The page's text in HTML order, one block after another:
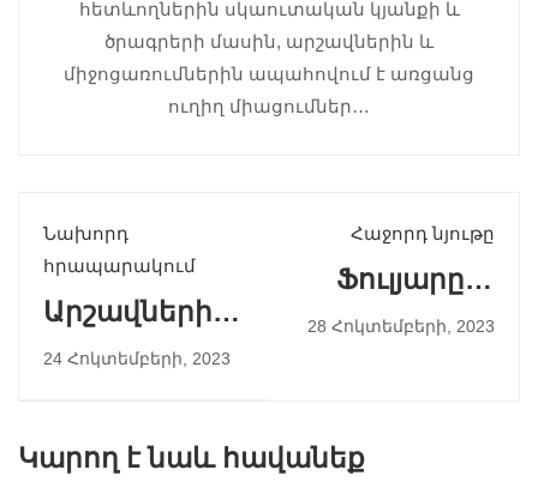
հետևողներին սկաուտական կյանքի և
ծրագրերի մասին, արշավներին և
միջոցառումներին ապահովում է առցանց
ուղիղ միացումներ…
Նախորդ
հրապարակում
Արշավների և
Բանակումի
24 Հոկտեմբերի, 2023
Հաջորդ նյութը
Ֆուլյարը և
Սկաուտը
28 Հոկտեմբերի, 2023
Կարող է նաև հավանեք